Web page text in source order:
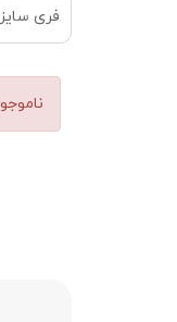
فری سایز 36-46